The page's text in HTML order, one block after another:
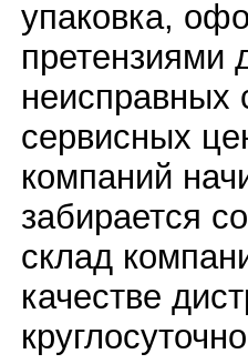
упаковка,
претензиями
сервисных
компаний
забирается
склад
качестве